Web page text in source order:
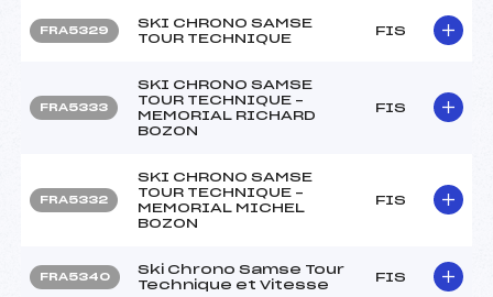
FRA5329
SKI CHRONO SAMSE
TOUR TECHNIQUE
FIS
FRA5333
SKI CHRONO SAMSE
TOUR TECHNIQUE –
MEMORIAL RICHARD
BOZON
FIS
FRA5332
SKI CHRONO SAMSE
TOUR TECHNIQUE –
MEMORIAL MICHEL
BOZON
FIS
FRA5340
Ski Chrono Samse Tour
Technique et Vitesse
FIS